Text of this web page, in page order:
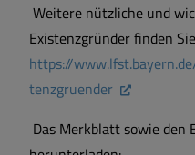
Weitere nützliche und
Existenzgründer finden
https://
tenzgruender
Das Merkblatt sowie den